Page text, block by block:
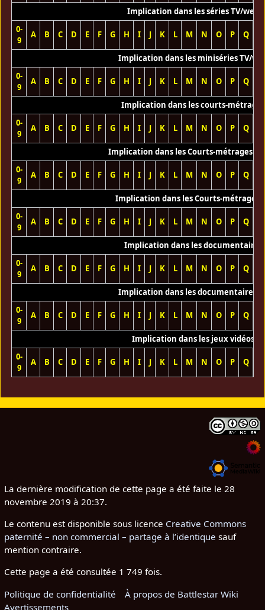
Implication dans les séries TV/web
0-
9
A B C D E F G H I J K L M N O P Q
Implication dans les miniséries TV/
0-
9
A B C D E F G H I J K L M N O P Q
Implication dans les courts-métrages
0-
9
A B C D E F G H I J K L M N O P Q
Implication dans les Courts-métrages
0-
9
A B C D E F G H I J K L M N O P Q
Implication dans les Courts-métrages
0-
9
A B C D E F G H I J K L M N O P Q
Implication dans les documentaires
0-
9
A B C D E F G H I J K L M N O P Q
Implication dans les documentaires
0-
9
A B C D E F G H I J K L M N O P Q
Implication dans les jeux vidéos
0-
9
A B C D E F G H I J K L M N O P Q
La dernière modification de cette page a été faite le 28
novembre 2019 à 20:37.
Le contenu est disponible sous licence Creative Commons
paternité – non commercial – partage à l’identique sauf
mention contraire.
Cette page a été consultée 1 749 fois.
Politique de confidentialité
À propos de Battlestar Wiki
Avertissements